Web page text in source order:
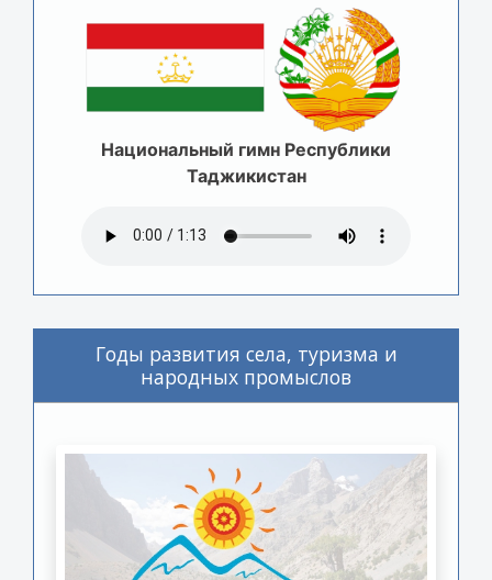
Национальный гимн Республики
Таджикистан
Годы развития села, туризма и
народных промыслов